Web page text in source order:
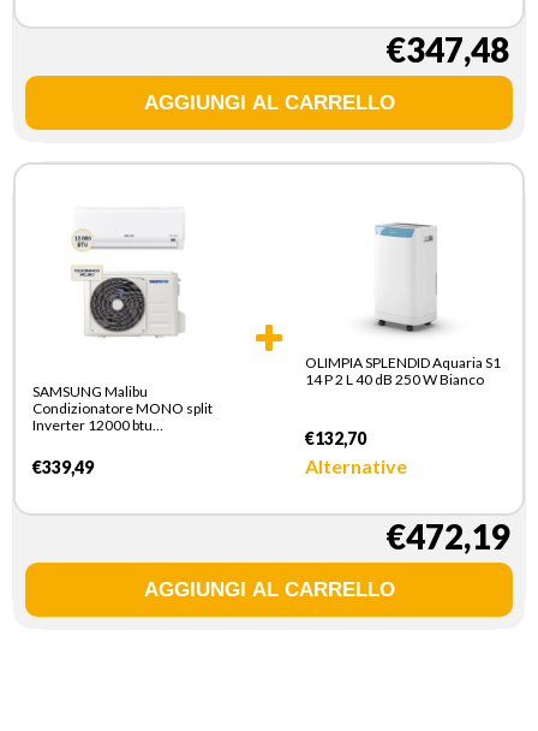
€347,48
SAMSUNG Malibu
Condizionatore MONO split
Inverter 12000 btu
AR12TXHQBWKXEU
Climatizzatore Fisso
€339,49
OLIMPIA SPLENDID Aquaria S1
14 P 2 L 40 dB 250 W Bianco
€132,70
Alternative
€472,19